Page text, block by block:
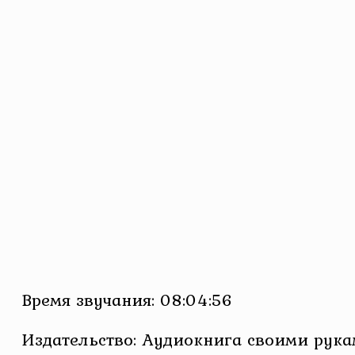
Время звучания: 08:04:56
Издательство: Аудиокнига своими